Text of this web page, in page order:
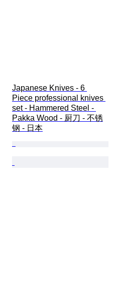
Japanese Knives - 6
Piece professional knives
set - Hammered Steel -
Pakka Wood - 厨刀 - 不锈
钢 - 日本